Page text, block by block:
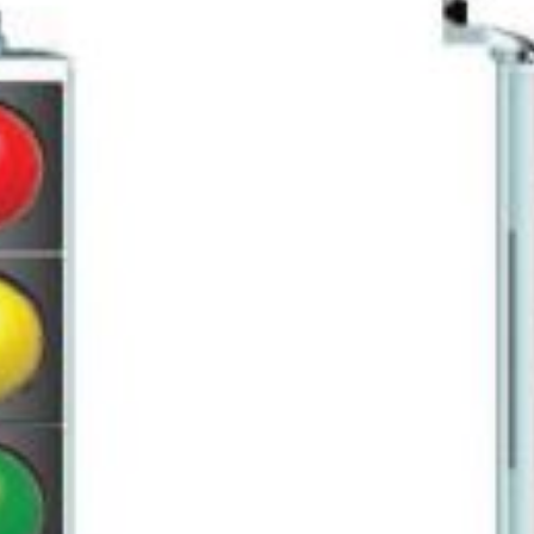
SIGNALISATION
, SIGNALISATION LUMINEUSE